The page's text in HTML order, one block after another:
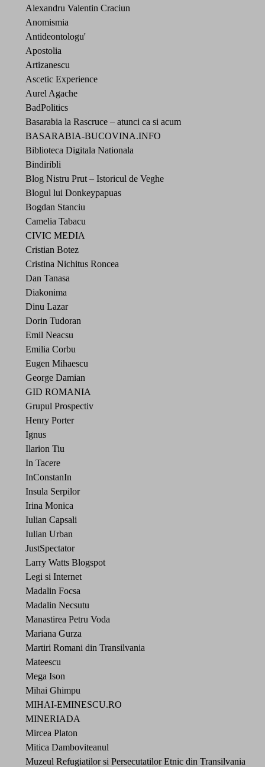
Alexandru Valentin Craciun
Anomismia
Antideontologu'
Apostolia
Artizanescu
Ascetic Experience
Aurel Agache
BadPolitics
Basarabia la Rascruce – atunci ca si acum
BASARABIA-BUCOVINA.INFO
Biblioteca Digitala Nationala
Bindiribli
Blog Nistru Prut – Istoricul de Veghe
Blogul lui Donkeypapuas
Bogdan Stanciu
Camelia Tabacu
CIVIC MEDIA
Cristian Botez
Cristina Nichitus Roncea
Dan Tanasa
Diakonima
Dinu Lazar
Dorin Tudoran
Emil Neacsu
Emilia Corbu
Eugen Mihaescu
George Damian
GID ROMANIA
Grupul Prospectiv
Henry Porter
Ignus
Ilarion Tiu
In Tacere
InConstanIn
Insula Serpilor
Irina Monica
Iulian Capsali
Iulian Urban
JustSpectator
Larry Watts Blogspot
Legi si Internet
Madalin Focsa
Madalin Necsutu
Manastirea Petru Voda
Mariana Gurza
Martiri Romani din Transilvania
Mateescu
Mega Ison
Mihai Ghimpu
MIHAI-EMINESCU.RO
MINERIADA
Mircea Platon
Mitica Damboviteanul
Muzeul Refugiatilor si Persecutatilor Etnic din Transilvania